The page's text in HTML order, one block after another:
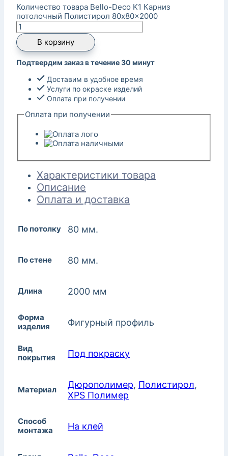
Количество товара Bello-Deco K1 Карниз
потолочный Полистирол 80x80x2000
В корзину
Подтвердим заказ в течение 30 минут
Доставим в удобное время
Услуги по окраске изделий
Оплата при получении
Оплата при получении
Характеристики товара
Описание
Оплата и доставка
По потолку 80 мм.
По стене 80 мм.
Длина 2000 мм
Форма
изделия
Фигурный профиль
Вид
покрытия
Под покраску
Материал Дюрополимер, Полистирол,
XPS Полимер
Способ
монтажа
На клей